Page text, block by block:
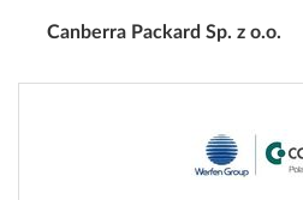
Canberra Packard Sp. z o.o.